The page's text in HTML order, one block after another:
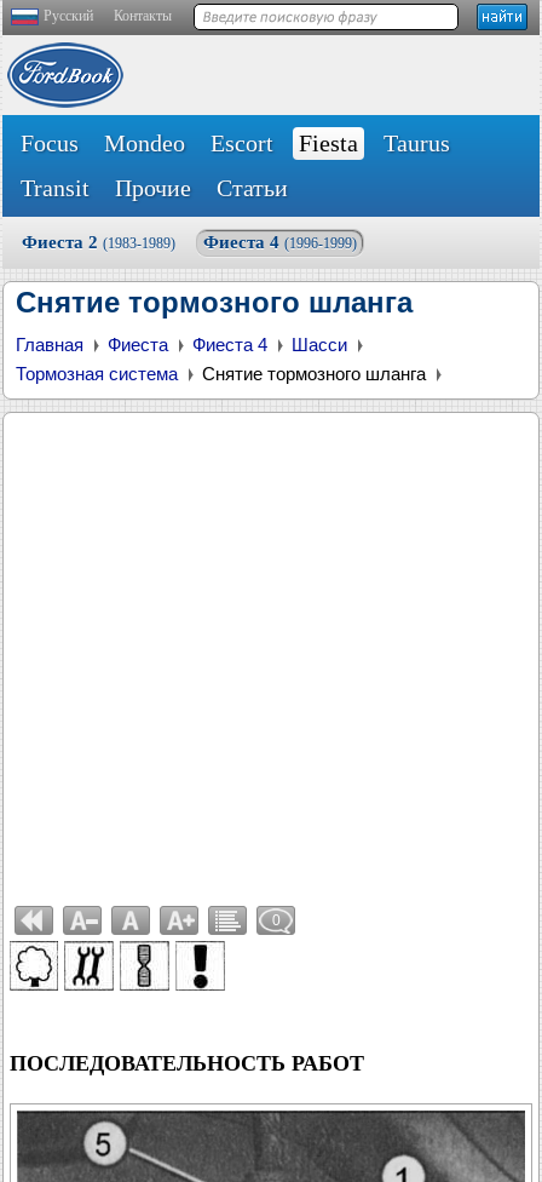
Русский Контакты
Focus Mondeo Escort Fiesta
Taurus
Transit
Прочие Статьи
Фиеста 2 (1983-1989) Фиеста 4 (1996-1999)
Снятие тормозного шланга
Главная Фиеста Фиеста 4
Шасси
Тормозная система
Снятие тормозного шланга
0
ПОСЛЕДОВАТЕЛЬНОСТЬ РАБОТ